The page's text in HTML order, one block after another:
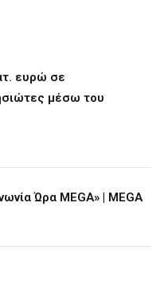
ευρώ σε
μέσω του
Ώρα MEGA» | MEGA